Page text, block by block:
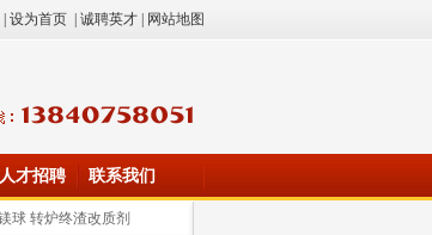
设为首页 诚聘英才 网站地图
人才招聘 联系我们
球 转炉终渣改质剂